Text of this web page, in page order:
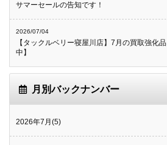
サマーセールの告知です！
2026/07/04
【タックルベリー寝屋川店】7月の買取強化品
中】
月別バックナンバー
2026年7月(5)